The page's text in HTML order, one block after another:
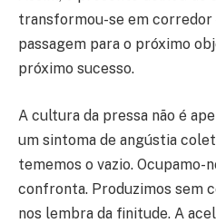
transformou-se em corredor
passagem para o próximo
próximo sucesso.
A cultura da pressa não é
um sintoma de angústia
tememos o vazio. Ocupamo-
confronta. Produzimos sem
nos lembra da finitude. A